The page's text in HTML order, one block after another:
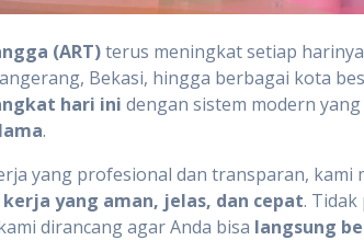
(ART)terus meningkat setiap
Bekasi, hingga berbagai kota
hari ini dengan sistem modern
.
yang profesional dan transparan, kami
yang aman, jelas, dan cepat.
dirancang agar Anda bisa langsung